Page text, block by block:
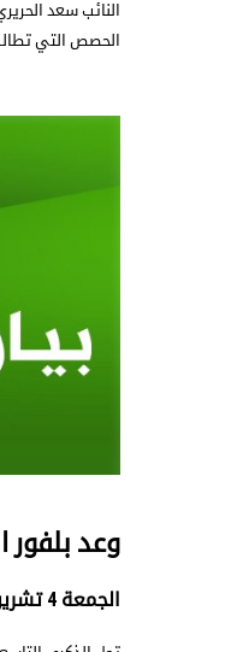
النائب سعد
الحصص التي
وعد
الجمعة 4 تشرين الثاني 2016